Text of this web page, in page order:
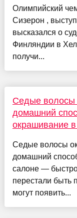
Олимпийский
Сизерон ,
высказался о
Финляндии в
получи...
Седые волосы
домашний
окрашивание
Седые волосы
домашний
салоне —
перестали быть
могут появить...